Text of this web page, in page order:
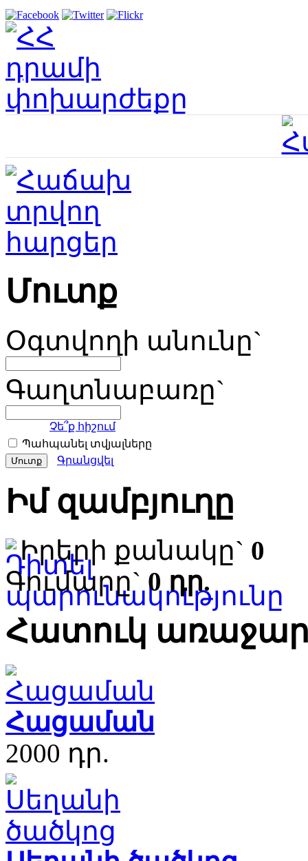
Մուտք
Օգտվողի անունը`
Գաղտնաբառը`
Չե՞ք հիշում
Պահպանել տվյալները
Գրանցվել
Իմ զամբյուղը
Իրերի քանակը` 0
Գումարը` 0 դր.
Հատուկ
Հացաման
2000 դր.